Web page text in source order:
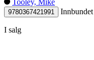
9780367421991 Innbundet
I salg